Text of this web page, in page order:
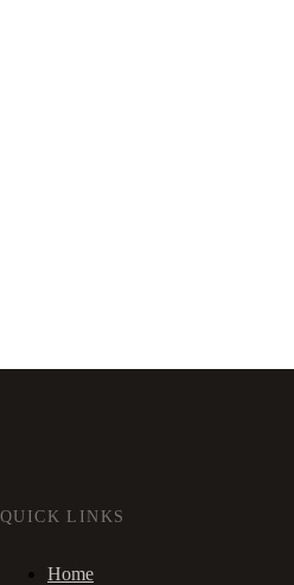
QUICK LINKS
Home